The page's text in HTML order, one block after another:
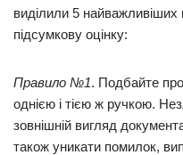
виділили 5
підсумкову оцінку:
Правило №1. Подбайте
однією і тією ж ручкою.
зовнішній вигляд
також уникати помилок,